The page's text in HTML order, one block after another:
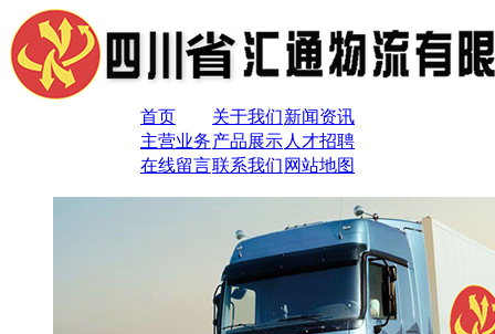
首页 关于我们新闻资讯
主营业务产品展示 人才招聘
在线留言联系我们 网站地图